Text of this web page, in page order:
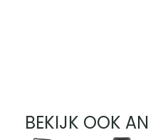
BEKIJK OOK